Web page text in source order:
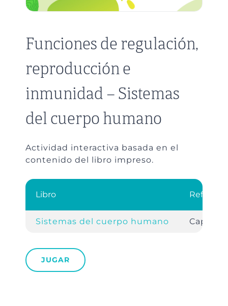
Funciones de regulación,
reproducción e
inmunidad – Sistemas
del cuerpo humano
Actividad interactiva basada en el
contenido del libro impreso.
Libro
Sistemas del cuerpo humano Cap. 3,
JUGAR